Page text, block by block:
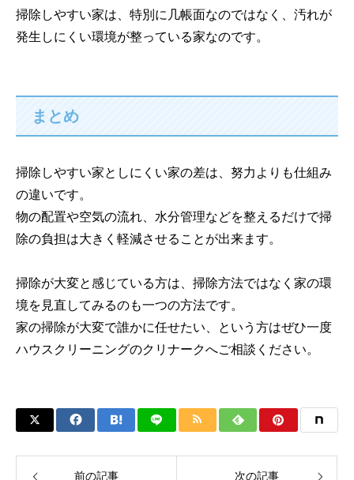
掃除しやすい家は、特別に几帳面なのではなく、汚れが
発生しにくい環境が整っている家なのです。
まとめ
掃除しやすい家としにくい家の差は、努力よりも仕組み
の違いです。
物の配置や空気の流れ、水分管理などを整えるだけで掃
除の負担は大きく軽減させることが出来ます。
掃除が大変と感じている方は、掃除方法ではなく家の環
境を見直してみるのも一つの方法です。
家の掃除が大変で誰かに任せたい、という方はぜひ一度
ハウスクリーニングのクリナークへご相談ください。
前の記事 次の記事